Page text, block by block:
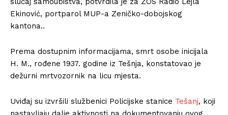
Ekinović, portparol MUP-a Zeničko-dobojskog
kantona..
Prema dostupnim informacijama, smrt osobe inicijala
H. M., rođene 1937. godine iz Tešnja, konstatovao je
dežurni mrtvozornik na licu mjesta.
Uviđaj su izvršili službenici Policijske stanice Tešanj, koji